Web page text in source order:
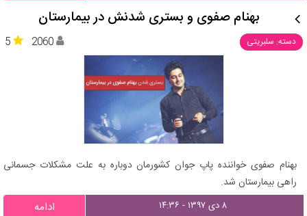
بهنام صفوی و بستری شدنش در بیمارستان
دسته: سلبریتی 5 2060
بهنام صفوی خواننده پاپ جوان کشورمان دوباره به علت مشکلات جسمانی
راهی بیمارستان شد.
۸ دی ۱۳۹۷ - ۱۴:۳۶ ادامه